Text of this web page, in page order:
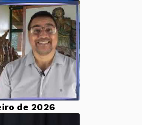
de 2026